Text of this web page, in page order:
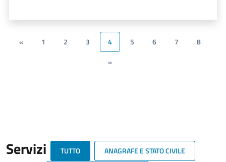
« 1 2 3 4 5 6 7
8
»
Servizi TUTTO
ANAGRAFE E STATO CIVILE